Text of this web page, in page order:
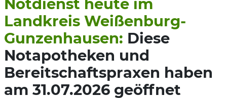
Notdienst heute im
Landkreis Weißenburg-
Gunzenhausen: Diese
Notapotheken und
Bereitschaftspraxen haben
am 31.07.2026 geöffnet